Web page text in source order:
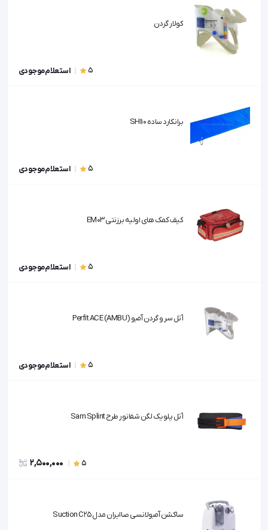
کولار گردن
5 استعلام موجودی
برانکارد ساده SH110
5 استعلام موجودی
کیف کمک های اولیه برزنتی EM03
5 استعلام موجودی
آتل سر و گردن آمبو (Perfit ACE (AMBU
5 استعلام موجودی
آتل پلویک لگن شفانور طرح Sam Splint
5
2,500,000
ساکشن آمبولانسی صاایران مدل Suction C25